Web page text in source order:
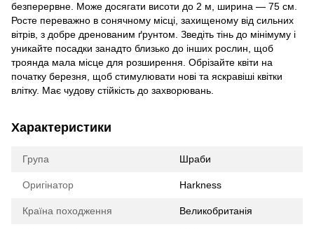
безперервне. Може досягати висоти до 2 м, ширина — 75 см.
Росте переважно в сонячному місці, захищеному від сильних
вітрів, з добре дренованим ґрунтом. Зведіть тінь до мінімуму і
уникайте посадки занадто близько до інших рослин, щоб
троянда мала місце для розширення. Обрізайте квіти на
початку березня, щоб стимулювати нові та яскравіші квітки
влітку. Має чудову стійкість до захворювань.
Характеристики
Група Шраби
Оригінатор Harkness
Країна походження Великобританія